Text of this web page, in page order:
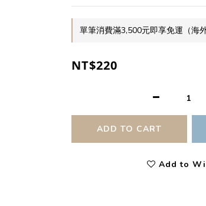
單筆消費滿3,500元即享免運（海
NT$220
ADD TO CART
Add to